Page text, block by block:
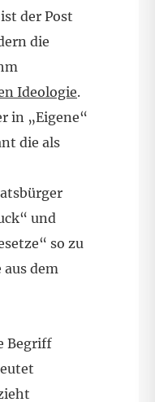
der Post
die
Ideologie.
in „Eigene“
die als
und
so zu
dem
Begriff